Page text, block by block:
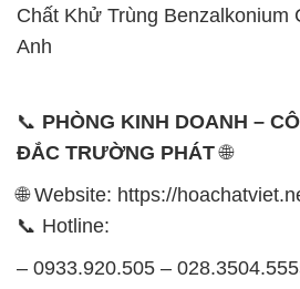
Chất Khử Trùng Benzalkonium
Anh
📞 PHÒNG KINH DOANH –
ĐẮC TRƯỜNG PHÁT🌐
🌐 Website: https://
📞 Hotline:
– 0933.920.505 –